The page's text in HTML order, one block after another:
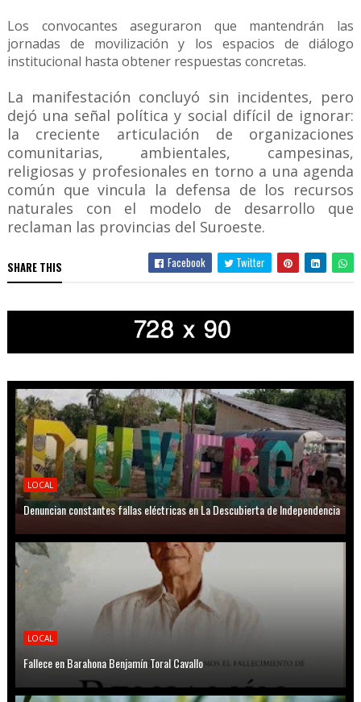
Los convocantes aseguraron que mantendrán las
jornadas de movilización y los espacios de diálogo
institucional hasta obtener respuestas concretas.
La manifestación concluyó sin incidentes, pero
dejó una señal política y social difícil de ignorar:
la creciente articulación de organizaciones
comunitarias, ambientales, campesinas,
religiosas y profesionales en torno a una agenda
común que vincula la defensa de los recursos
naturales con el modelo de desarrollo que
reclaman las provincias del Suroeste.
SHARE THIS Facebook Twitter
LOCAL
Denuncian constantes fallas eléctricas en La Descubierta de Independencia
LOCAL
Fallece en Barahona Benjamín Toral Cavallo